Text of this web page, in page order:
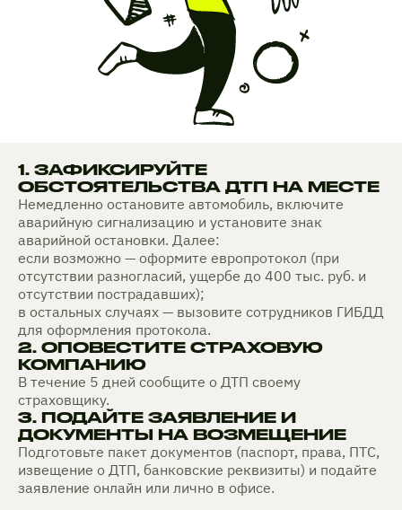
1. ЗАФИКСИРУЙТЕ
ОБСТОЯТЕЛЬСТВА ДТП НА МЕСТЕ
Немедленно остановите автомобиль, включите
аварийную сигнализацию и установите знак
аварийной остановки. Далее:
если возможно — оформите европротокол (при
отсутствии разногласий, ущербе до 400 тыс. руб. и
отсутствии пострадавших);
в остальных случаях — вызовите сотрудников ГИБДД
для оформления протокола.
2. ОПОВЕСТИТЕ СТРАХОВУЮ
КОМПАНИЮ
В течение 5 дней сообщите о ДТП своему
страховщику.
3. ПОДАЙТЕ ЗАЯВЛЕНИЕ И
ДОКУМЕНТЫ НА ВОЗМЕЩЕНИЕ
Подготовьте пакет документов (паспорт, права, ПТС,
извещение о ДТП, банковские реквизиты) и подайте
заявление онлайн или лично в офисе.